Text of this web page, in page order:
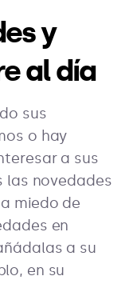
y
al día
sus
o hay
a sus
las novedades
miedo de
en
a su
en su